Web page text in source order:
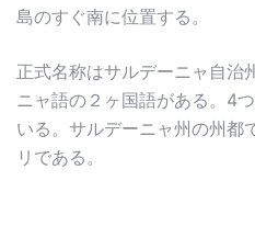
島のすぐ南に位置する。
正式名称はサルデーニャ自治
ニャ語の２ヶ国語がある。4
いる。サルデーニャ州の州都
リである。